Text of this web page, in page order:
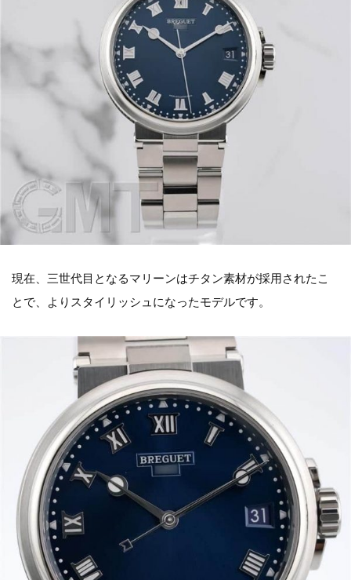
現在、三世代目となるマリーンはチタン素材が採用されたこ
とで、よりスタイリッシュになったモデルです。